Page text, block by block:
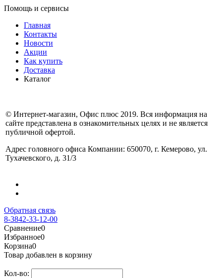
Помощь и сервисы
Главная
Контакты
Новости
Акции
Как купить
Доставка
Каталог
© Интернет-магазин, Офис плюс 2019. Вся информация на
сайте представлена в ознакомительных целях и не является
публичной офертой.
Адрес головного офиса Компании: 650070, г. Кемерово, ул.
Тухачевского, д. 31/3
Обратная связь
8-3842-33-12-00
Сравнение0
Избранное0
Корзина0
Товар добавлен в корзину
Кол-во: